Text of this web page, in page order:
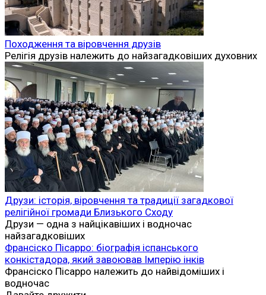
Походження та віровчення друзів
Релігія друзів належить до найзагадковіших духовних
Друзи: історія, віровчення та традиції загадкової
релігійної громади Близького Сходу
Друзи — одна з найцікавіших і водночас
найзагадковіших
Франсіско Пісарро: біографія іспанського
конкістадора, який завоював Імперію інків
Франсіско Пісарро належить до найвідоміших і
водночас